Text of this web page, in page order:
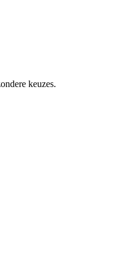
keuzes.